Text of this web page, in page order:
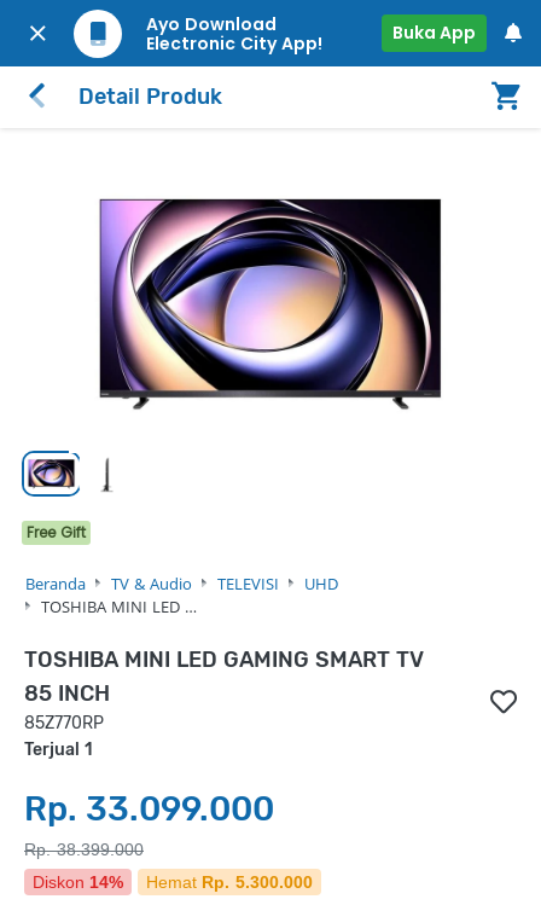
Ayo Download
Electronic City App!
Buka App
Detail Produk
Beranda TV & Audio TELEVISI
UHD
TOSHIBA MINI LED …
Free Gift
TOSHIBA MINI LED GAMING SMART TV
85 INCH
85Z770RP
Terjual 1
Rp. 33.099.000
Rp. 38.399.000
Diskon 14% Hemat Rp. 5.300.000